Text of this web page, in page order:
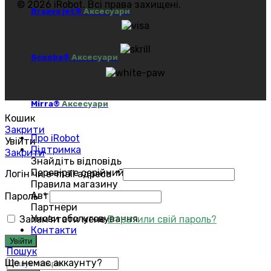
Braava jet® Аксесуари
Scooba® Аксесуари
Mirra®Аксесуари
Про iRobot
Підтримка
Знайдіть відповідь
Перевірте серійний номер
Правила магазину
Авторизований сервіс
Партнери
Умови обслуговування
Контакти
Пошук
© 2026 iRobot. Всі права захищені.
Кошик
Закрити
Увійти
Закрити
Логін чи e-mail адреса*
Пароль*
Запам'ятати мене Втратили свій пароль?
Увійти
Ще немає аккаунту?